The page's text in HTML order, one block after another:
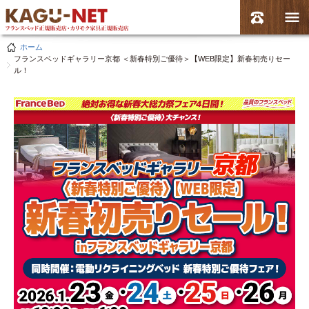
ホーム
フランスベッドギャラリー京都 ＜新春特別ご優待＞【WEB限定】新春初売りセー
ル！